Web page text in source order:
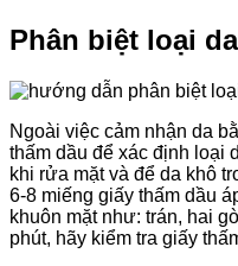
Phân biệt loại
Ngoài việc cảm nhận da
thấm dầu để xác định loại
khi rửa mặt và để da khô
6-8 miếng giấy thấm dầu
khuôn mặt như: trán, hai
phút, hãy kiểm tra giấy